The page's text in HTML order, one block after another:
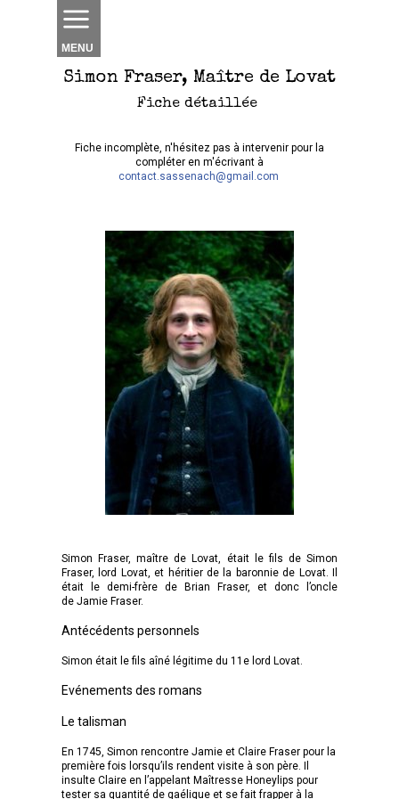
MENU
Simon Fraser, maître de Lovat, était le fils de Simon
Fraser, lord Lovat, et héritier de la baronnie de Lovat. Il
était le demi-frère de Brian Fraser, et donc l’oncle
de Jamie Fraser.
Antécédents personnels
Simon était le fils aîné légitime du 11e lord Lovat.
Evénements des romans
Le talisman
En 1745, Simon rencontre Jamie et Claire Fraser pour la
première fois lorsqu’ils rendent visite à son père. Il
insulte Claire en l’appelant Maîtresse Honeylips pour
tester sa quantité de gaélique et se fait frapper à la
Simon Fraser, Maître de Lovat
Fiche détaillée
Fiche incomplète, n'hésitez pas à intervenir pour la
compléter en m'écrivant à
contact.sassenach@gmail.com